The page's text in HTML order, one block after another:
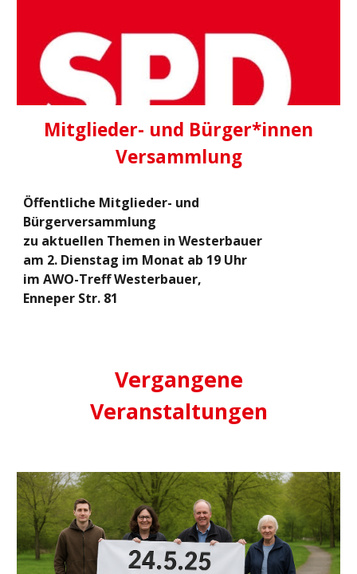
Mitglieder- und Bürger*innen
Versammlung
Öffentliche Mitglieder- und
Bürgerversammlung
zu aktuellen Themen in Westerbauer
am 2. Dienstag im Monat ab 19 Uhr
im AWO-Treff Westerbauer,
Enneper Str. 81
Vergangene
Veranstaltungen